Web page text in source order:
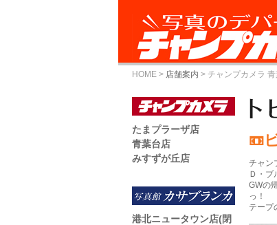
HOME > 店舗案内 > チャンプカメラ
📼
チャン
Ｄ・
GWの
っ！
テープ
たまプラーザ店
青葉台店
みすずが丘店
港北ニュータウン店(閉